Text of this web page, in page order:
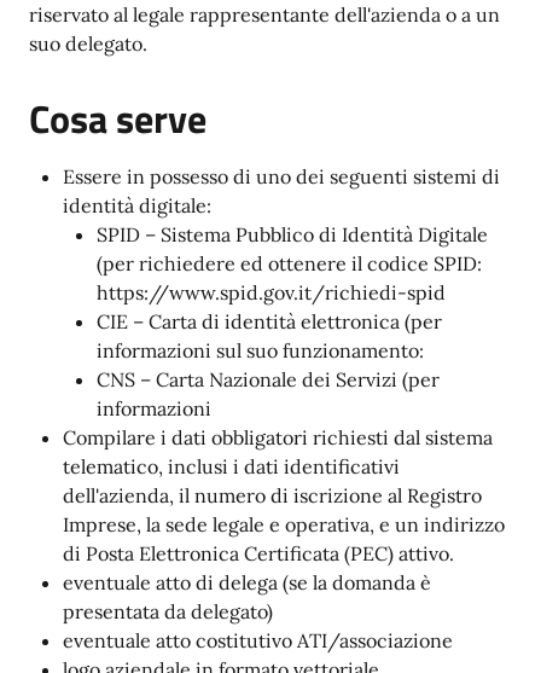
riservato al legale rappresentante dell'azienda o a un
suo delegato.
Cosa serve
Essere in possesso di uno dei seguenti sistemi di
identità digitale:
SPID – Sistema Pubblico di Identità Digitale
(per richiedere ed ottenere il codice SPID:
https://www.spid.gov.it/richiedi-spid
CIE – Carta di identità elettronica (per
informazioni sul suo funzionamento:
CNS – Carta Nazionale dei Servizi (per
informazioni
Compilare i dati obbligatori richiesti dal sistema
telematico, inclusi i dati identificativi
dell'azienda, il numero di iscrizione al Registro
Imprese, la sede legale e operativa, e un indirizzo
di Posta Elettronica Certificata (PEC) attivo.
eventuale atto di delega (se la domanda è
presentata da delegato)
eventuale atto costitutivo ATI/associazione